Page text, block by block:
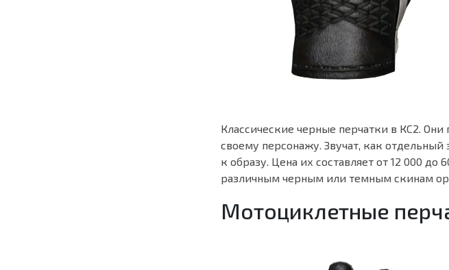
Классические черные перчатки в КС2.
своему персонажу. Звучат, как отдельный
к образу. Цена их составляет от 12 000
различным черным или темным скинам
Мотоциклетные